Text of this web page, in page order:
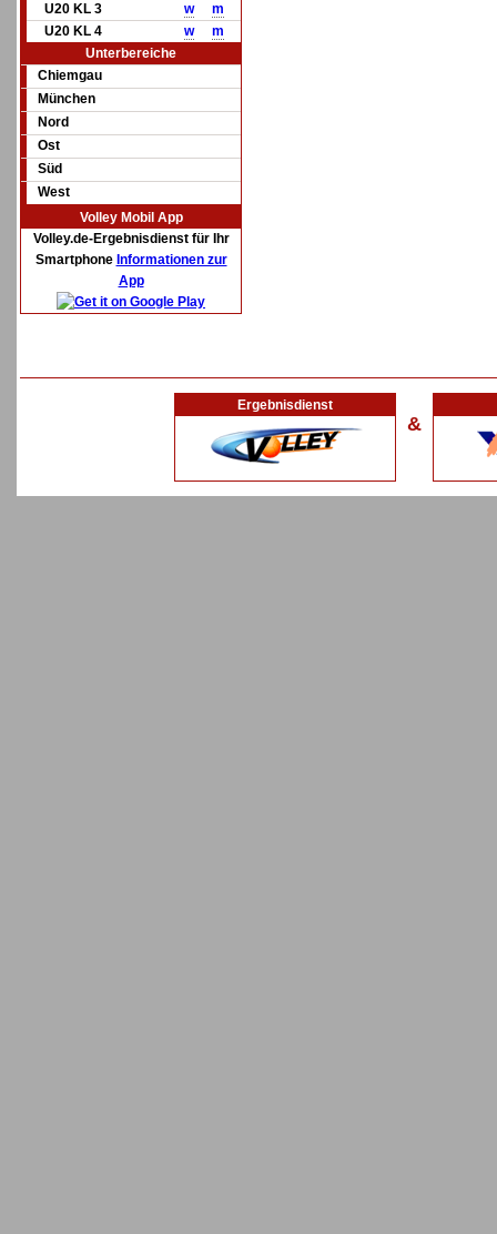
U20 KL 3
w
m
U20 KL 4
w
m
Unterbereiche
Chiemgau
München
Nord
Ost
Süd
West
Volley Mobil App
Volley.de-Ergebnisdienst für Ihr
Smartphone Informationen zur
App
Ergebnisdienst
&